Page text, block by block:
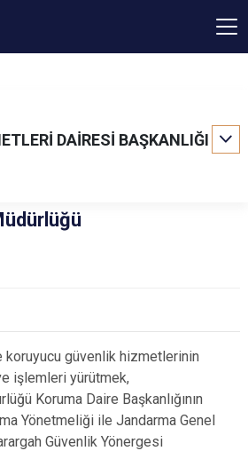
DAİRESİ BAŞKANLIĞI
koruyucu güvenlik hizmetlerinin
işlemleri yürütmek,
Koruma Daire Başkanlığının
Yönetmeliği ile Jandarma Genel
Güvenlik Yönergesi